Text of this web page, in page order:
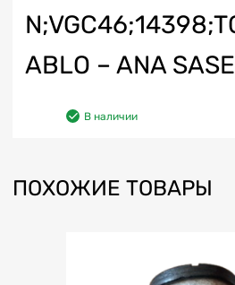
ABLO – ANA
В наличии
ПОХОЖИЕ ТОВАРЫ